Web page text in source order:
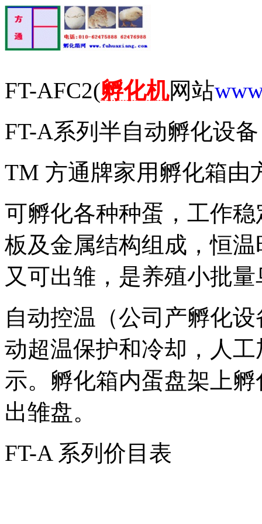
FT-AFC2(孵化机网站
FT-A系列半自动孵化设备
TM 方通牌家用孵化箱由
可孵化各种种蛋，工作
板及金属结构组成，恒
又可出雏，是养殖小批
自动控温（公司产孵化
动超温保护和冷却，人
示。孵化箱内蛋盘架上
出雏盘。
FT-A 系列价目表